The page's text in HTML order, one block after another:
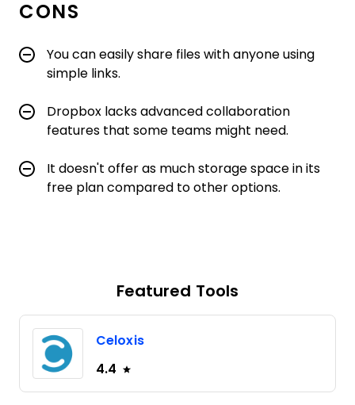
CONS
You can easily share files with anyone using
simple links.
Dropbox lacks advanced collaboration
features that some teams might need.
It doesn't offer as much storage space in its
free plan compared to other options.
Featured Tools
Celoxis
4.4